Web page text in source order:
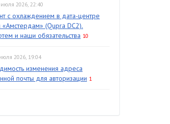
июля 2026, 22:40
с охлаждением в дата-центре
«Амстердам» (Qupra DC2).
и наши обязательства 10
2026, 19:04
изменения адреса
почты для авторизации 1